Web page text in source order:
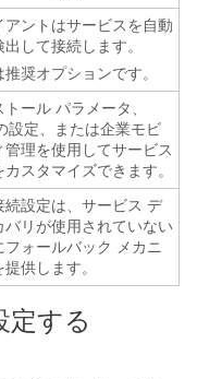
アントはサービスを自動
出して接続します。
推奨オプションです。
トール パラメータ、
設定、または企業モビ
管理を使用してサービス
カスタマイズできます。
続設定は、サービス デ
バリが使用されていない
フォールバック メカニ
提供します。
定する